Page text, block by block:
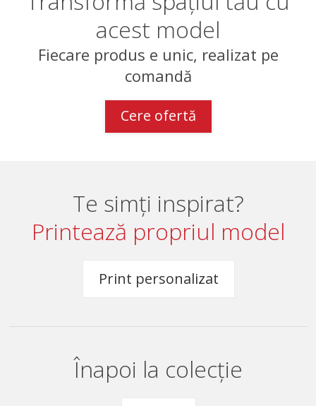
acest model
Fiecare produs e unic, realizat pe
comandă
Cere ofertă
Te simți inspirat?
Printează propriul model
Print personalizat
Înapoi la colecție